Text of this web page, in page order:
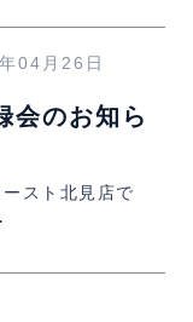
04月26日
会のお知ら
スト北見店で